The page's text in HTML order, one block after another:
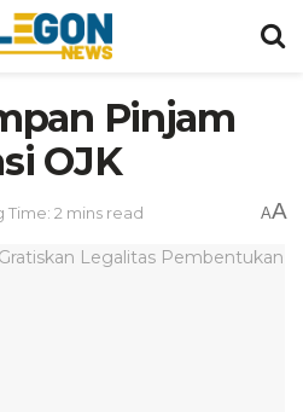
Pinjam
OJK
Time: 2 mins read AA